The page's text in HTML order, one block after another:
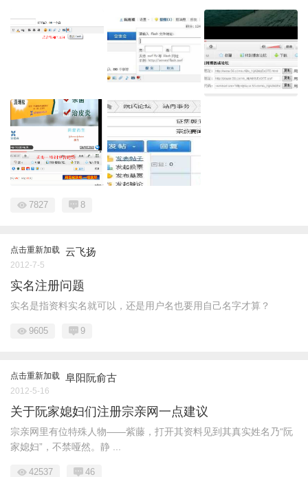
7827 8
点击重新加载 云飞扬
2012-7-5
实名注册问题
实名是指资料实名就可以，还是用户名也要用自己名字才算？
9605 9
点击重新加载 阜阳阮俞古
2012-5-16
关于阮家媳妇们注册宗亲网一点建议
宗亲网里有位特殊人物——紫藤，打开其资料见到其真实姓名乃“阮
家媳妇”，不禁哑然。静 ...
42537 46